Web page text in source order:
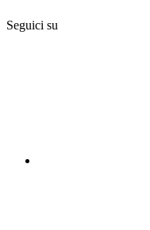
Seguici su